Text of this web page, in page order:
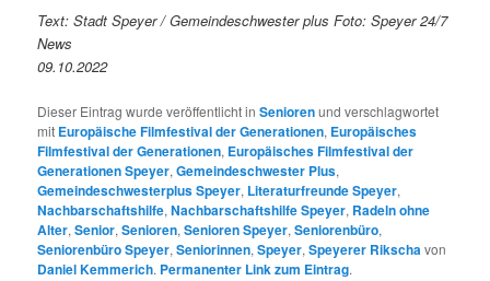
Text: Stadt Speyer / Gemeindeschwester plus Foto: Speyer 24/7
News
09.10.2022
Dieser Eintrag wurde veröffentlicht inSeniorenund verschlagwortet
mit Europäische Filmfestival der Generationen, Europäisches
Filmfestival der Generationen, Europäisches Filmfestival der
Generationen Speyer,Gemeindeschwester Plus,
Gemeindeschwesterplus Speyer, Literaturfreunde Speyer,
Nachbarschaftshilfe,Nachbarschaftshilfe Speyer, Radeln ohne
Alter,Senior,Senioren,Senioren Speyer,Seniorenbüro,
Seniorenbüro Speyer,Seniorinnen,Speyer,Speyerer Rikscha von
Daniel Kemmerich. Permanenter Link zum Eintrag.